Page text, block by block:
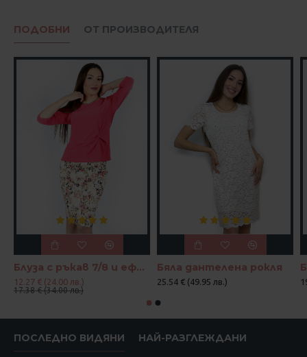
ПОДОБНИ ОТ ПРОИЗВОДИТЕЛЯ
Блуза с ръкав 7/8 и ефектен възел в цвят корал и петрол
12.27 € (24.00 лв.)
17.38 € (34.00 лв.)
Бяла дантелена рокля
25.54 € (49.95 лв.)
ПОСЛЕДНО ВИДЯНИ НАЙ-РАЗГЛЕЖДАНИ